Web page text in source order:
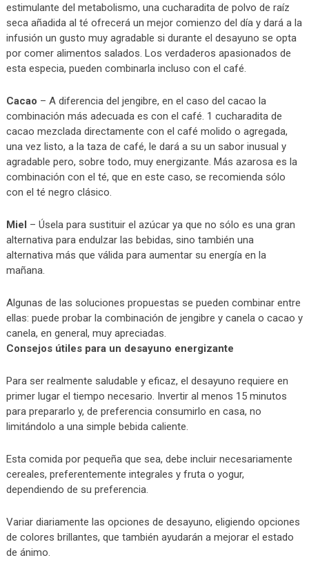
estimulante del metabolismo, una cucharadita de polvo de raíz
seca añadida al té ofrecerá un mejor comienzo del día y dará a la
infusión un gusto muy agradable si durante el desayuno se opta
por comer alimentos salados. Los verdaderos apasionados de
esta especia, pueden combinarla incluso con el café.
Cacao – A diferencia del jengibre, en el caso del cacao la
combinación más adecuada es con el café. 1 cucharadita de
cacao mezclada directamente con el café molido o agregada,
una vez listo, a la taza de café, le dará a su un sabor inusual y
agradable pero, sobre todo, muy energizante. Más azarosa es la
combinación con el té, que en este caso, se recomienda sólo
con el té negro clásico.
Miel – Úsela para sustituir el azúcar ya que no sólo es una gran
alternativa para endulzar las bebidas, sino también una
alternativa más que válida para aumentar su energía en la
mañana.
Algunas de las soluciones propuestas se pueden combinar entre
ellas: puede probar la combinación de jengibre y canela o cacao y
canela, en general, muy apreciadas.
Consejos útiles para un desayuno energizante
Para ser realmente saludable y eficaz, el desayuno requiere en
primer lugar el tiempo necesario. Invertir al menos 15 minutos
para prepararlo y, de preferencia consumirlo en casa, no
limitándolo a una simple bebida caliente.
Esta comida por pequeña que sea, debe incluir necesariamente
cereales, preferentemente integrales y fruta o yogur,
dependiendo de su preferencia.
Variar diariamente las opciones de desayuno, eligiendo opciones
de colores brillantes, que también ayudarán a mejorar el estado
de ánimo.